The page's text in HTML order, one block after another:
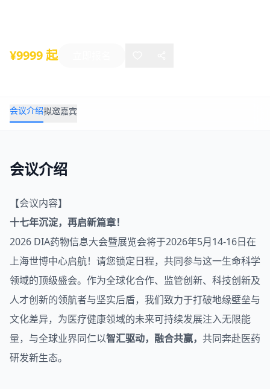
¥9999 起
会议介绍拟邀嘉宾
会议介绍
【会议内容】
十七年沉淀，再启新篇章！
2026 DIA药物信息大会暨展览会将于2026年5月14-16日在
上海世博中心启航！请您锁定日程，共同参与这一生命科学
领域的顶级盛会。作为全球化合作、监管创新、科技创新及
人才创新的领航者与坚实后盾，我们致力于打破地缘壁垒与
文化差异，为医疗健康领域的未来可持续发展注入无限能
量，与全球业界同仁以智汇驱动，融合共赢， 共同奔赴医药
研发新生态。